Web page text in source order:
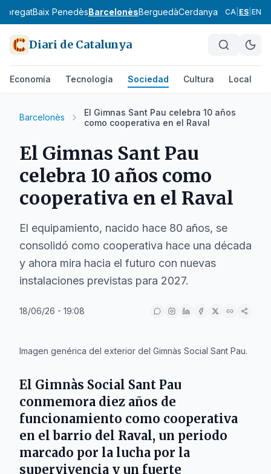
Baix PenedèsBarcelonèsBerguedàCerdanya Conca de
CA ES EN
Diari de Catalunya
Economía Tecnología Sociedad Cultura Local
Barcelonès
El Gimnas Sant Pau celebra 10 años
como cooperativa en el Raval
El Gimnas Sant Pau
celebra 10 años como
cooperativa en el Raval
El equipamiento, nacido hace 80 años, se
consolidó como cooperativa hace una década
y ahora mira hacia el futuro con nuevas
instalaciones previstas para 2027.
18/06/26 - 19:08
Imagen genérica del exterior del Gimnàs Social Sant Pau.
El Gimnàs Social Sant Pau
conmemora diez años de
funcionamiento como cooperativa
en el barrio del Raval, un periodo
marcado por la lucha por la
supervivencia y un fuerte